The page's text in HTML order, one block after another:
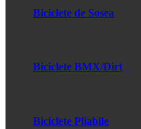
Biciclete de Sosea
Biciclete BMX/Dirt
Biciclete Pliabile